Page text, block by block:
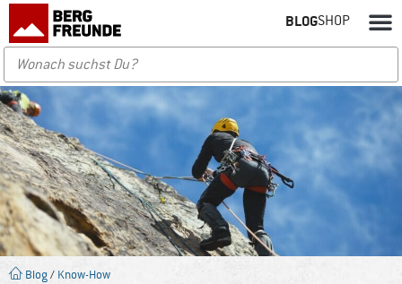
BLOGSHOP
Blog / Know-How